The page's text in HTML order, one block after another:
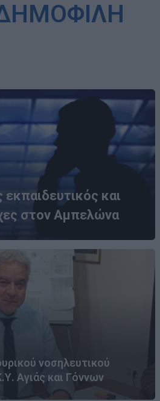
ΔΗΜΟΦΙΛΗ
και
στον Αμπελώνα
νοσηλευτικού
Αγιάς και Γόννων